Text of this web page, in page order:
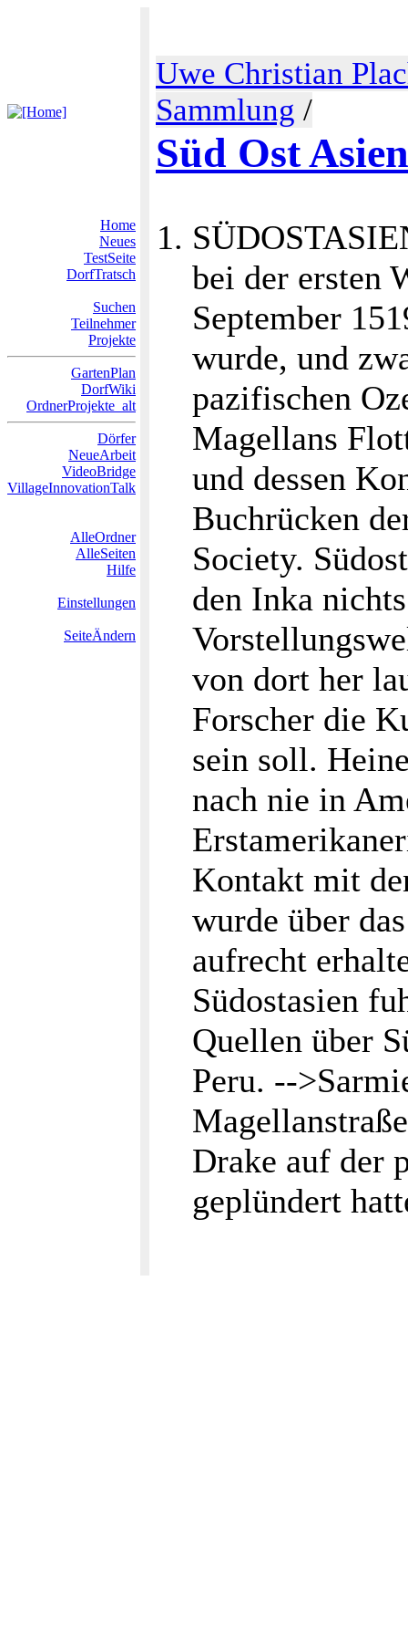
Uwe Christian
Sammlung /
Süd Ost Asien
Home
Neues
TestSeite
DorfTratsch
Suchen
Teilnehmer
Projekte
GartenPlan
DorfWiki
OrdnerProjekte_alt
Dörfer
NeueArbeit
VideoBridge
VillageInnovationTalk
AlleOrdner
AlleSeiten
Hilfe
Einstellungen
SeiteÄndern
bei der ersten
September
wurde, und
pazifischen
Magellans
und dessen
Buchrücken
Society.
den Inka
von dort her
Forscher die
sein soll.
nach nie in
Kontakt mit
wurde über
aufrecht
Südostasien
Quellen über
Peru. --
Drake auf der
geplündert